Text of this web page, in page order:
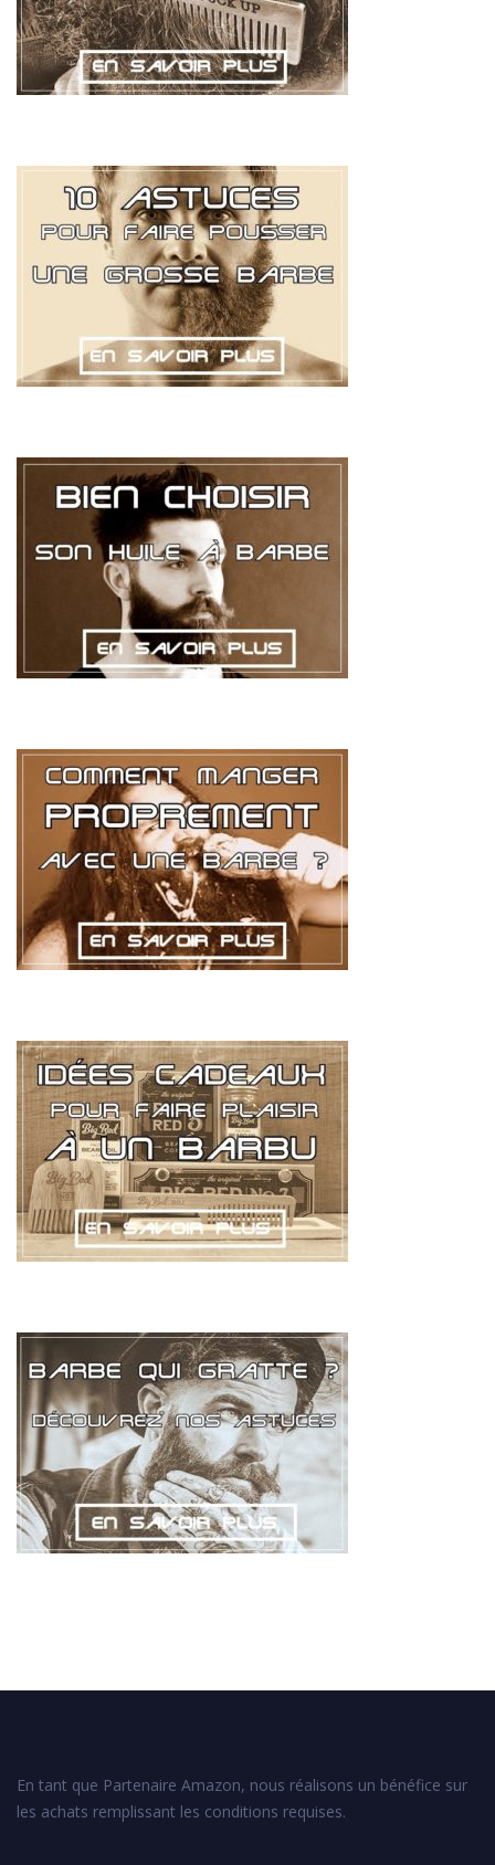
En tant que Partenaire Amazon, nous réalisons un bénéfice sur
les achats remplissant les conditions requises.